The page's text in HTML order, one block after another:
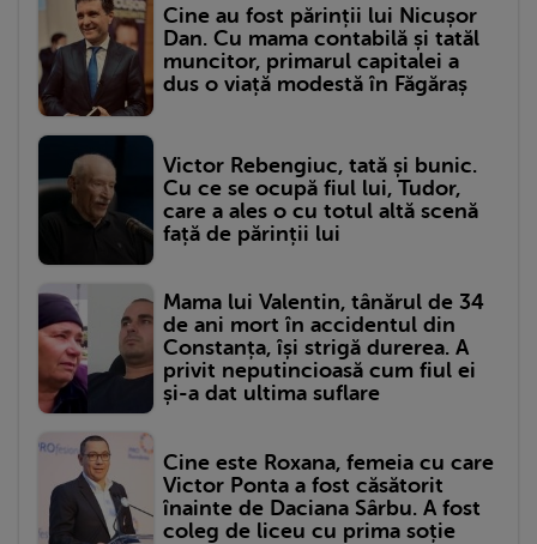
Cine au fost părinții lui Nicușor
Dan. Cu mama contabilă și tatăl
muncitor, primarul capitalei a
dus o viață modestă în Făgăraș
Victor Rebengiuc, tată și bunic.
Cu ce se ocupă fiul lui, Tudor,
care a ales o cu totul altă scenă
față de părinții lui
Mama lui Valentin, tânărul de 34
de ani mort în accidentul din
Constanța, își strigă durerea. A
privit neputincioasă cum fiul ei
și-a dat ultima suflare
Cine este Roxana, femeia cu care
Victor Ponta a fost căsătorit
înainte de Daciana Sârbu. A fost
coleg de liceu cu prima soție